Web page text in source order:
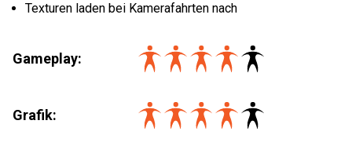
Texturen laden bei Kamerafahrten nach
Gameplay:
Grafik: